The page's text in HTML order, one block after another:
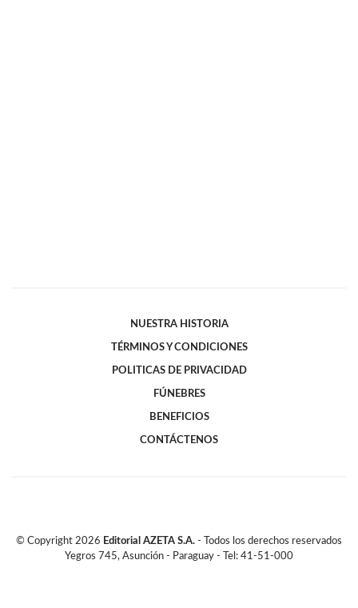
NUESTRA HISTORIA
TÉRMINOS Y CONDICIONES
POLITICAS DE PRIVACIDAD
FÚNEBRES
BENEFICIOS
CONTÁCTENOS
© Copyright 2026 Editorial AZETA S.A. - Todos los derechos reservados
Yegros 745, Asunción - Paraguay - Tel: 41-51-000